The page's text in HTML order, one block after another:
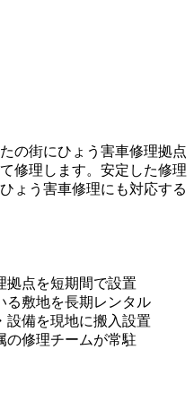
の街にひょう害車修理拠点
修理します。安定した修理
ょう害車修理にも対応する
拠点を短期間で設置
る敷地を長期レンタル
設備を現地に搬入設置
の修理チームが常駐